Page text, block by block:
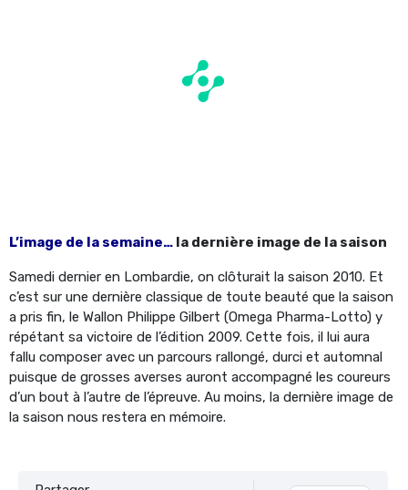
L’image de la semaine… la dernière image de la saison
Samedi dernier en Lombardie, on clôturait la saison 2010. Et
c’est sur une dernière classique de toute beauté que la saison
a pris fin, le Wallon Philippe Gilbert (Omega Pharma-Lotto) y
répétant sa victoire de l’édition 2009. Cette fois, il lui aura
fallu composer avec un parcours rallongé, durci et automnal
puisque de grosses averses auront accompagné les coureurs
d’un bout à l’autre de l’épreuve. Au moins, la dernière image de
la saison nous restera en mémoire.